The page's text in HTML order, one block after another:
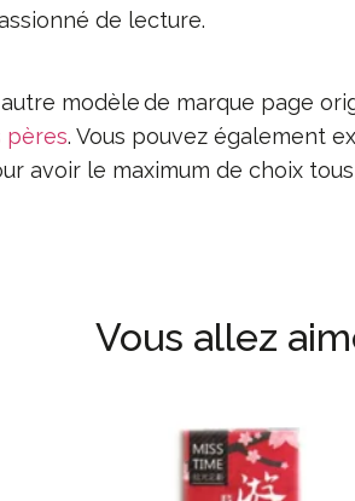
de lecture.
modèle de marque page
pères. Vous pouvez également
avoir le maximum de choix
Vous allez